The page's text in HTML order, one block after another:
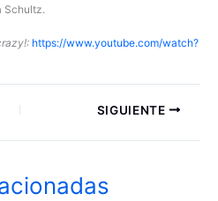
Schultz.
https://www.youtube.com/watch?
SIGUIENTE